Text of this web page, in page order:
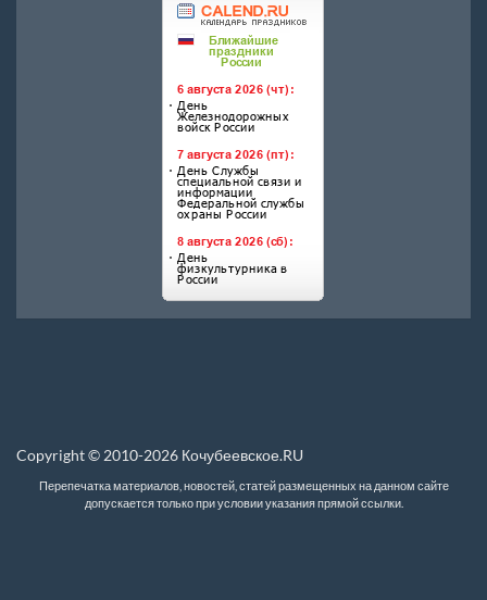
Copyright © 2010-2026 Кочубеевское.RU
Перепечатка материалов, новостей, статей размещенных на данном сайте
допускается только при условии указания прямой ссылки.